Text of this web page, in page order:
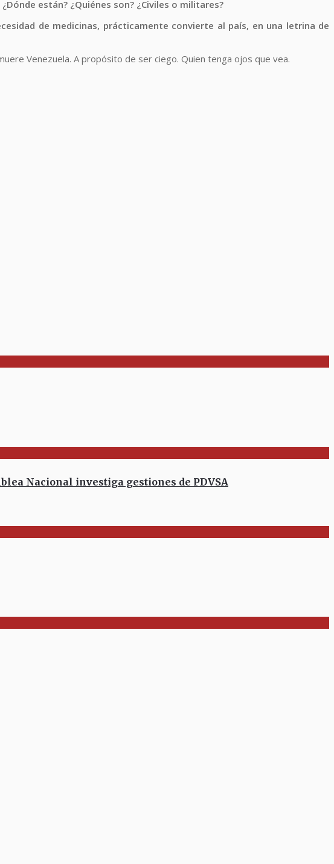
Dónde están? ¿Quiénes son? ¿Civiles o militares?
de medicinas, prácticamente convierte al país, en una letrina de
Venezuela. A propósito de ser ciego. Quien tenga ojos que vea.
Nacional investiga gestiones de PDVSA